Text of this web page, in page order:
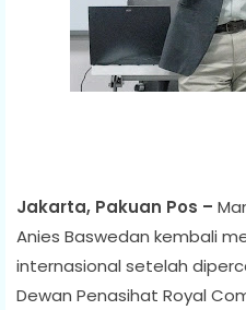
Jakarta, Pakuan Pos –
Anies Baswedan kembali
internasional setelah
Dewan Penasihat Royal